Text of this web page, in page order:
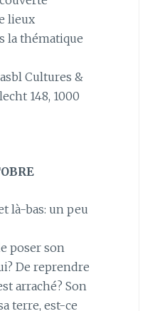
lieux
la thématique
Cultures &
148, 1000
là-bas: un peu
poser son
De reprendre
arraché? Son
terre, est-ce